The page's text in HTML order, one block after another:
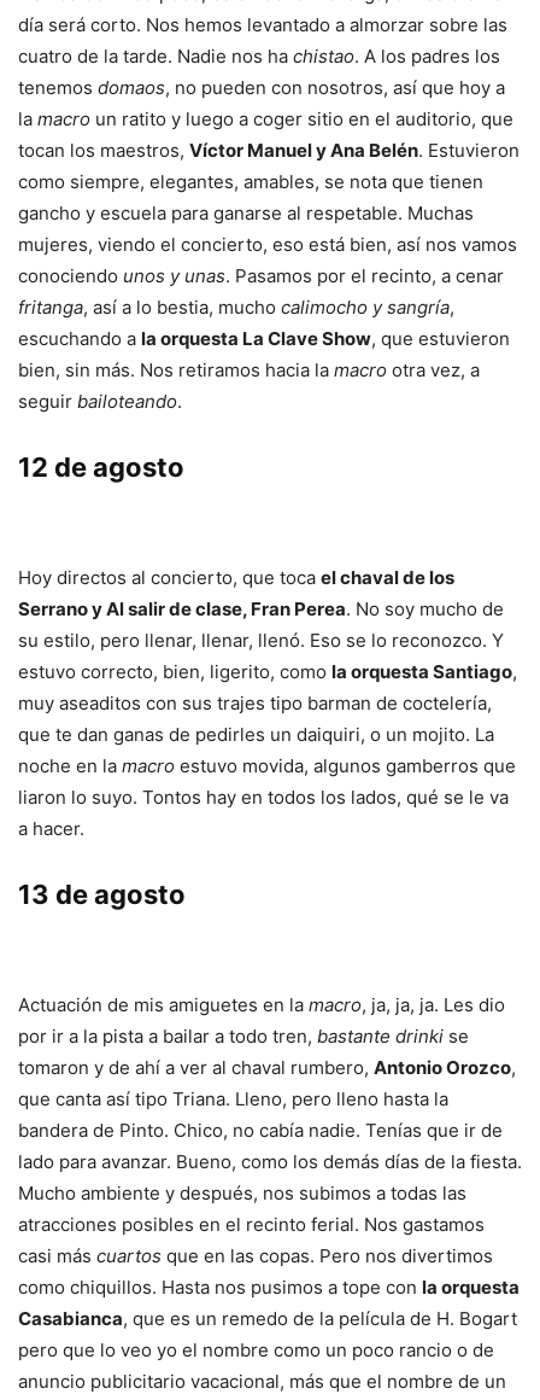
día será corto. Nos hemos levantado a almorzar sobre las
cuatro de la tarde. Nadie nos ha chistao. A los padres los
tenemos domaos, no pueden con nosotros, así que hoy a
la macro un ratito y luego a coger sitio en el auditorio, que
tocan los maestros, Víctor Manuel y Ana Belén. Estuvieron
como siempre, elegantes, amables, se nota que tienen
gancho y escuela para ganarse al respetable. Muchas
mujeres, viendo el concierto, eso está bien, así nos vamos
conociendo unos y unas. Pasamos por el recinto, a cenar
fritanga, así a lo bestia, mucho calimocho y sangría,
escuchando a la orquesta La Clave Show, que estuvieron
bien, sin más. Nos retiramos hacia la macro otra vez, a
seguir bailoteando.
12 de agosto
Hoy directos al concierto, que toca el chaval de los
Serrano y Al salir de clase, Fran Perea. No soy mucho de
su estilo, pero llenar, llenar, llenó. Eso se lo reconozco. Y
estuvo correcto, bien, ligerito, como la orquesta Santiago,
muy aseaditos con sus trajes tipo barman de coctelería,
que te dan ganas de pedirles un daiquiri, o un mojito. La
noche en la macro estuvo movida, algunos gamberros que
liaron lo suyo. Tontos hay en todos los lados, qué se le va
a hacer.
13 de agosto
Actuación de mis amiguetes en la macro, ja, ja, ja. Les dio
por ir a la pista a bailar a todo tren, bastante drinki se
tomaron y de ahí a ver al chaval rumbero, Antonio Orozco,
que canta así tipo Triana. Lleno, pero lleno hasta la
bandera de Pinto. Chico, no cabía nadie. Tenías que ir de
lado para avanzar. Bueno, como los demás días de la fiesta.
Mucho ambiente y después, nos subimos a todas las
atracciones posibles en el recinto ferial. Nos gastamos
casi más cuartos que en las copas. Pero nos divertimos
como chiquillos. Hasta nos pusimos a tope con la orquesta
Casabianca, que es un remedo de la película de H. Bogart
pero que lo veo yo el nombre como un poco rancio o de
anuncio publicitario vacacional, más que el nombre de un